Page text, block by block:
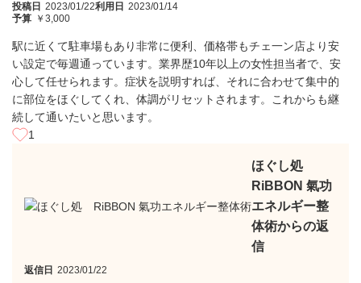
投稿日 2023/01/22利用日 2023/01/14
予算 ￥3,000
駅に近くて駐車場もあり非常に便利、価格帯もチェ一ン店より安
い設定で毎週通っています。業界歴10年以上の女性担当者で、安
心して任せられます。症状を説明すれば、それに合わせて集中的
に部位をほぐしてくれ、体調がリセットされます。これからも継
続して通いたいと思います。
1
ほぐし処
RiBBON 氣功
エネルギー整
体術からの返
信
返信日 2023/01/22